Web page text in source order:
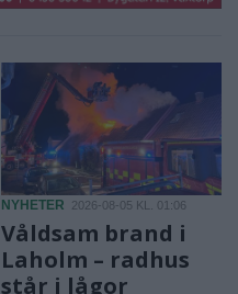
NYHETER 2026-08-05 KL. 01:06
Våldsam brand i
Laholm – radhus
står i lågor